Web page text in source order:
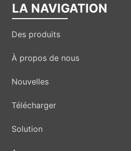
LA NAVIGATION
Des produits
À propos de nous
Nouvelles
Télécharger
Solution